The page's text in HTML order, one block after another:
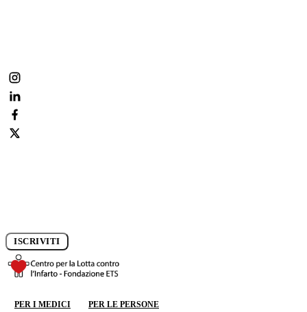
ISCRIVITI
PER I MEDICI PER LE PERSONE